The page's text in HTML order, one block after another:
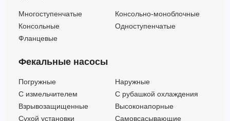
Многоступенчатые
Консольно-моноблочные
Консольные
Одноступенчатые
Фланцевые
Фекальные насосы
Погружные
Наружные
C измельчителем
С рубашкой охлаждения
Взрывозащищенные
Высоконапорные
Сухой установки
Самовсасывающие